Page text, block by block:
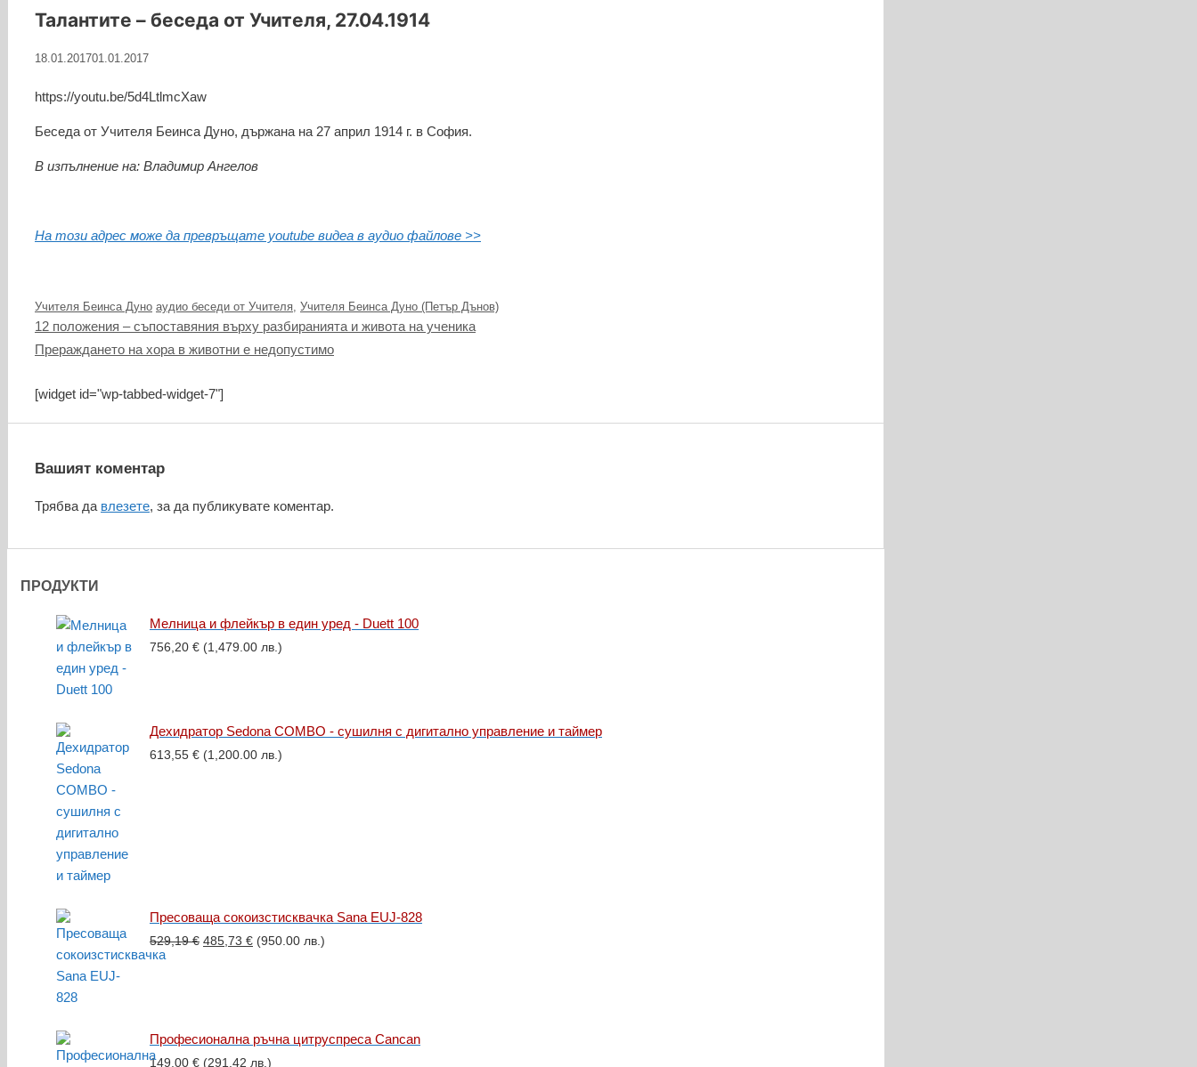
Талантите – беседа от Учителя, 27.04.1914
18.01.201701.01.2017
https://youtu.be/5d4LtlmcXaw
Беседа от Учителя Беинса Дуно, държана на 27 април 1914 г. в София.
В изпълнение на: Владимир Ангелов
На този адрес може да превръщате youtube видеа в аудио файлове >>
Категории
Учителя Беинса Дуно Етикети
аудио беседи от Учителя, Учителя Беинса Дуно (Петър Дънов)
12 положения – съпоставяния върху разбиранията и живота на ученика
Прераждането на хора в животни е недопустимо
[widget id="wp-tabbed-widget-7"]
Вашият коментар
Трябва да влезете, за да публикувате коментар.
ПРОДУКТИ
Мелница и флейкър в един уред - Duett 100
756,20 € (1,479.00 лв.)
Дехидратор Sedona COMBO - сушилня с дигитално управление и таймер
613,55 € (1,200.00 лв.)
Пресоваща сокоизстисквачка Sana EUJ-828
529,19€ Original
485,73 €Текущата
(950.00 лв.)
Професионална ръчна цитруспреса Cancan
149,00 € (291.42 лв.)